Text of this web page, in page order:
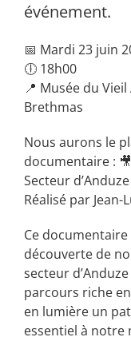
événement.
📅 Mardi 23 juin
🕕 18h00
📍 Musée du
Brethmas
Nous aurons le
documentaire :
Secteur
Réalisé par Jean-
Ce
découverte de
secteur
parcours riche
en lumière un
essentiel à notre